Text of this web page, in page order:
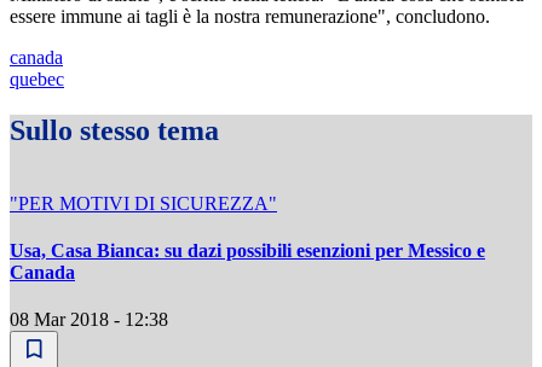
essere immune ai tagli è la nostra remunerazione", concludono.
canada
quebec
Sullo stesso tema
"PER MOTIVI DI SICUREZZA"
Usa, Casa Bianca: su dazi possibili esenzioni per Messico e
Canada
08 Mar 2018 - 12:38